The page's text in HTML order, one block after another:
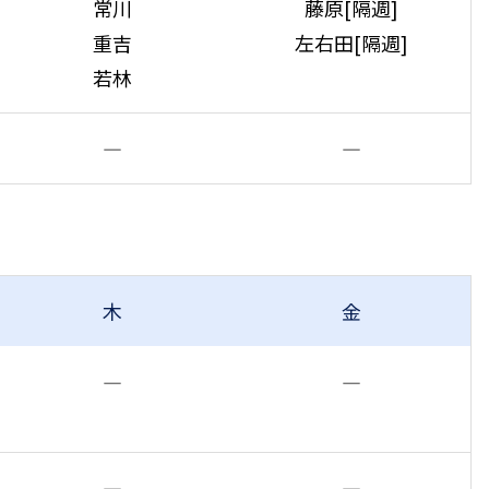
常川
重吉
若林
藤原[隔週]
左右田[隔週]
― ―
木 金
― ―